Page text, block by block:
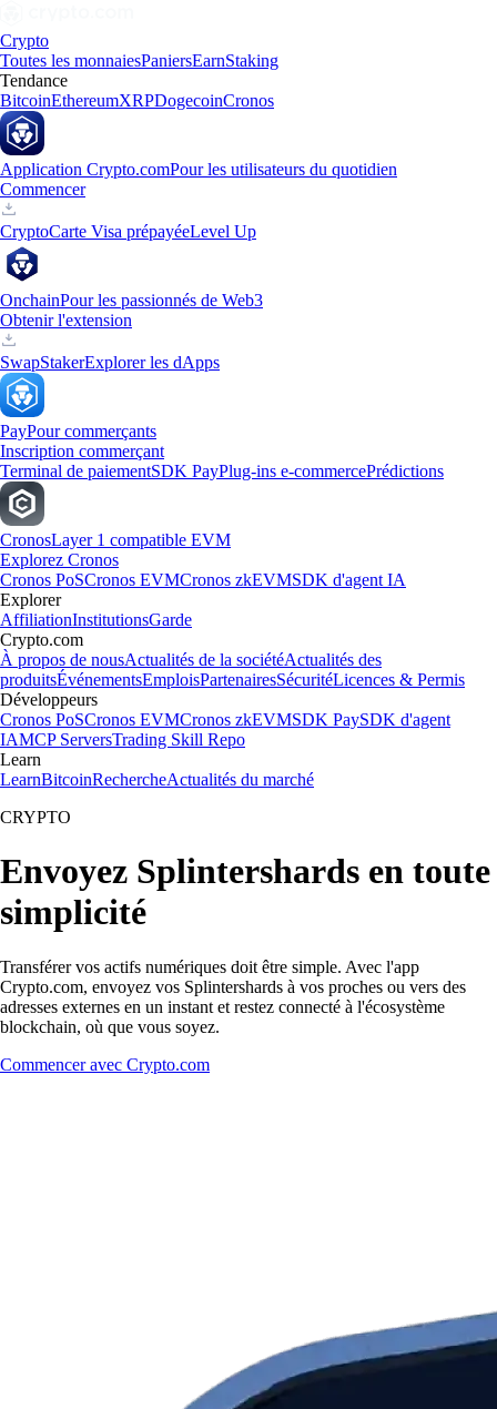
Crypto
Toutes les monnaiesPaniersEarnStaking
Tendance
BitcoinEthereumXRPDogecoinCronos
Application Crypto.comPour les utilisateurs du quotidien
Commencer
CryptoCarte Visa prépayéeLevel Up
OnchainPour les passionnés de Web3
Obtenir l'extension
SwapStakerExplorer les dApps
PayPour commerçants
Inscription commerçant
Terminal de paiementSDK PayPlug-ins e-commercePrédictions
CronosLayer 1 compatible EVM
Explorez Cronos
Cronos PoSCronos EVMCronos zkEVMSDK d'agent IA
Explorer
AffiliationInstitutionsGarde
Crypto.com
À propos de nousActualités de la sociétéActualités des
produitsÉvénementsEmploisPartenairesSécuritéLicences & Permis
Développeurs
Cronos PoSCronos EVMCronos zkEVMSDK PaySDK d'agent
IAMCP ServersTrading Skill Repo
Learn
LearnBitcoinRechercheActualités du marché
CRYPTO
Envoyez Splintershards en toute
simplicité
Transférer vos actifs numériques doit être simple. Avec l'app
Crypto.com, envoyez vos Splintershards à vos proches ou vers des
adresses externes en un instant et restez connecté à l'écosystème
blockchain, où que vous soyez.
Commencer avec Crypto.com